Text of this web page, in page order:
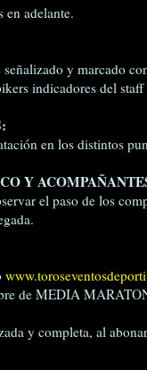
en adelante.
y marcado
indicadores del
en los distintos
Y
el paso de los
de MEDIA
y completa, al